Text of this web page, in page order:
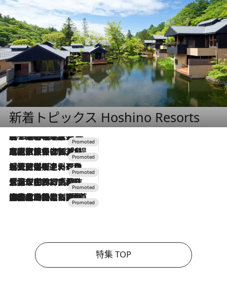
新着トピックス Hoshino Resorts
2026.8.7
【トンボの足水浴】ヒノキの香りに包まれて涼感マックス！約13℃の湧水かけ流しを避暑地「星野温泉 トンボの湯」で体験
2026.7.31
【ホテル帰省】という選択肢をOMOが提案。家族とほどよい距離を保つには「昼は実家、夜は気兼ねなくホテルで！」
2026.7.24
【夏限定ディナーコース】旬を迎える稚鮎や花ズッキーニなどをイタリア・トスカーナの郷土料理の手法で満喫！
2026.7.17
「土佐和ハーブかき氷」がOMO7高知に登場！生姜、山椒、大葉など目にも舌にも涼を呼ぶ郷土の味
2026.7.10
NEW OPEN！【界 草津】名湯の地に誕生。趣の異なる2種の温泉と上州ならではの会席・蕎麦割烹など美食を味わう究極の癒やし旅
特集 TOP